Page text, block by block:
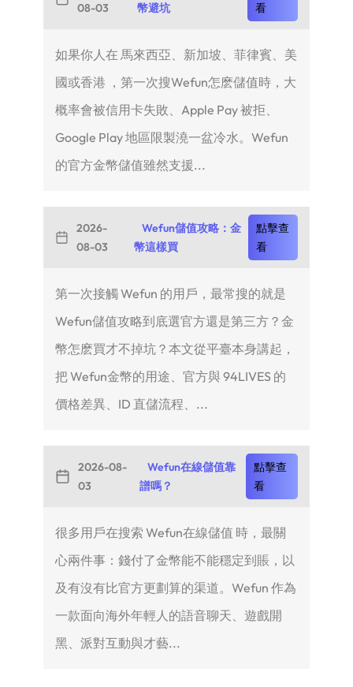
08-03
幣避坑
看
如果你人在 馬來西亞、新加坡、菲律賓、美
國或香港 ，第一次搜Wefun怎麽儲值時，大
概率會被信用卡失敗、Apple Pay 被拒、
Google Play 地區限製澆一盆冷水。Wefun
的官方金幣儲值雖然支援...
2026-
08-03
Wefun儲值攻略：金
幣這樣買
點擊查
看
第一次接觸 Wefun 的用戶，最常搜的就是
Wefun儲值攻略到底選官方還是第三方？金
幣怎麽買才不掉坑？本文從平臺本身講起，
把 Wefun金幣的用途、官方與 94LIVES 的
價格差異、ID 直儲流程、...
2026-08-
03
Wefun在線儲值靠
譜嗎？
點擊查
看
很多用戶在搜索 Wefun在線儲值 時，最關
心兩件事：錢付了金幣能不能穩定到賬，以
及有沒有比官方更劃算的渠道。Wefun 作為
一款面向海外年輕人的語音聊天、遊戲開
黑、派對互動與才藝...